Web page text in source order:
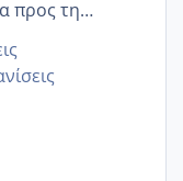
προς τη
το 2025.
χαρές,
ή μεγάλη